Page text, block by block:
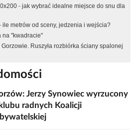
- jak wybrać idealne miejsce do snu dla
ile metrów od sceny, jedzenia i wejścia?
na "kwadracie"
Ruszyła rozbiórka ściany spalonej
Jerzy Synowiec wyrzucony
radnych Koalicji